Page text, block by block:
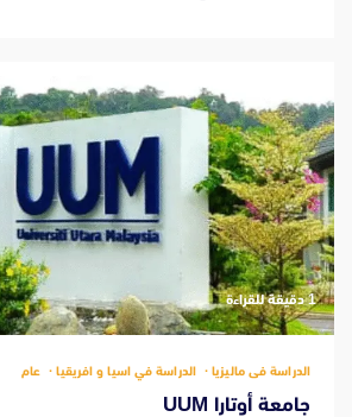
‫1 دقيقة للقراءة
الدراسة فى ماليزيا الدراسة في اسيا و افريقيا عام
جامعة أوتارا UUM